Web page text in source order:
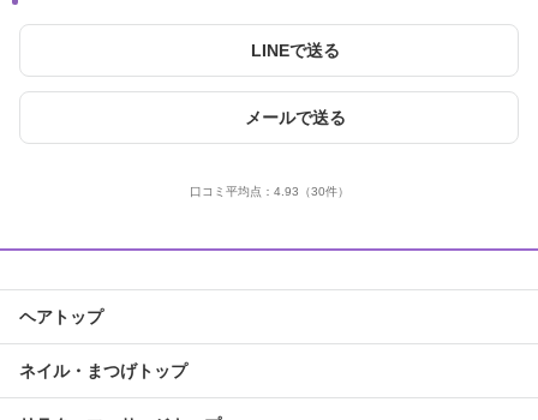
LINEで送る
メールで送る
口コミ平均点： 4.93 （30件）
ヘアトップ
ネイル・まつげトップ